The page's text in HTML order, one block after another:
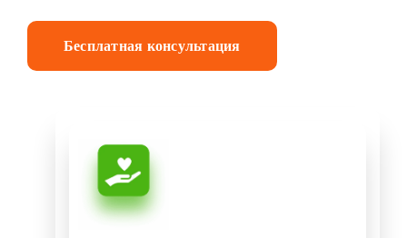
Бесплатная консультация